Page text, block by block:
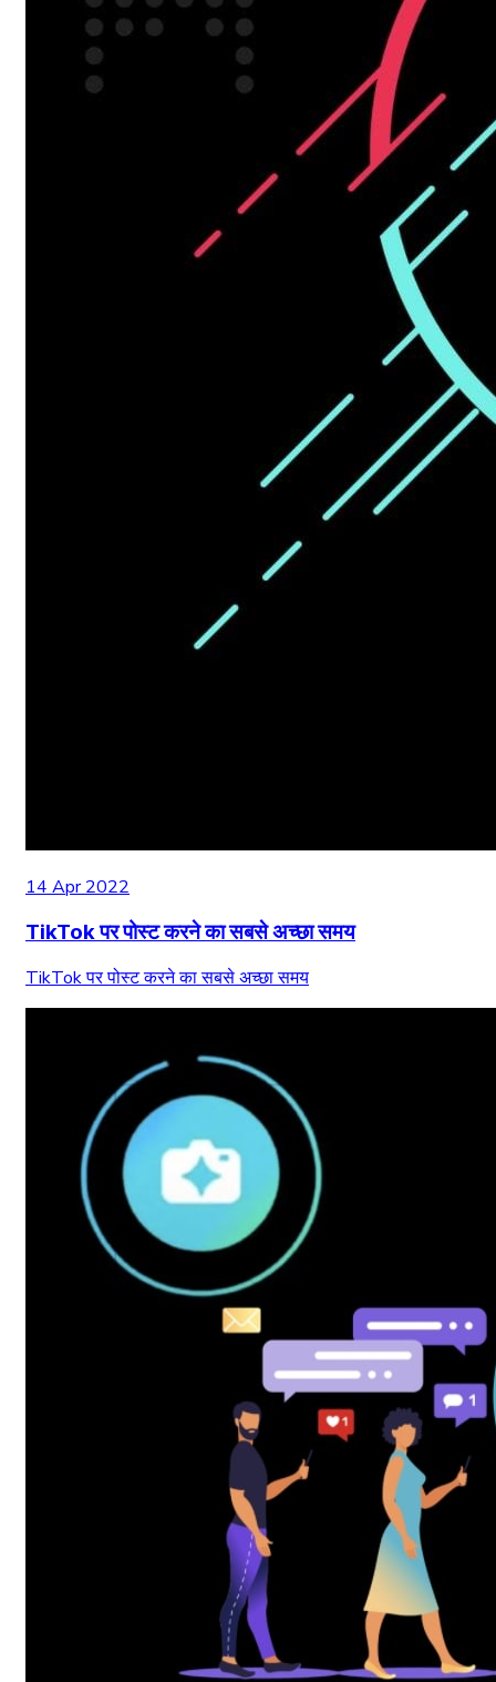
14 Apr 2022
TikTok पर पोस्ट करने का सबसे अच्छा समय
TikTok पर पोस्ट करने का सबसे अच्छा समय